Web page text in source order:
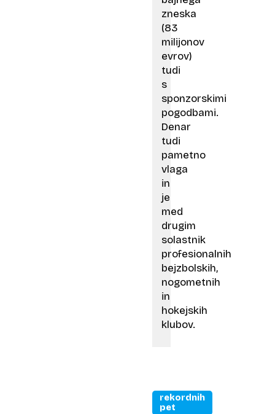
zneska
(83
milijonov
evrov)
tudi
s
sponzorskimi
pogodbami.
Denar
tudi
pametno
vlaga
in
je
med
drugim
solastnik
profesionalnih
bejzbolskih,
nogometnih
in
hokejskih
klubov.
rekordnih
pet